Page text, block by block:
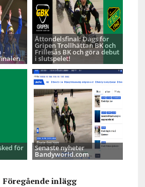
-
Åttondelsfinal: Dags för
Gripen Trollhättan BK och
Frillesås BK och göra debut
i slutspelet!
för Senaste nyheter
Bandyworld.com
Föregående inlägg